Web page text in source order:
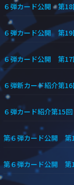
６弾カード公開 第
６弾カード公開 第
６弾カード公開 第
６弾新カード紹介第
６弾カード紹介第15
第６弾カード公開
第６弾カード公開